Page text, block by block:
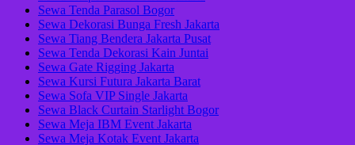
Sewa Tenda Parasol Bogor
Sewa Dekorasi Bunga Fresh Jakarta
Sewa Tiang Bendera Jakarta Pusat
Sewa Tenda Dekorasi Kain Juntai
Sewa Gate Rigging Jakarta
Sewa Kursi Futura Jakarta Barat
Sewa Sofa VIP Single Jakarta
Sewa Black Curtain Starlight Bogor
Sewa Meja IBM Event Jakarta
Sewa Meja Kotak Event Jakarta